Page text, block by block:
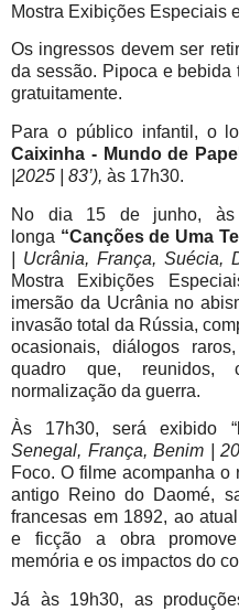
Mostra Exibições Especiais
Os ingressos devem ser
da sessão. Pipoca e
gratuitamente.
Para o público infantil, o
Caixinha - Mundo de
|2025 | 83’), às 17h30.
No dia 15 de junho,
longa “Canções de Uma
| Ucrânia, França, Suécia,
Mostra Exibições
imersão da Ucrânia no
invasão total da Rússia,
ocasionais, diálogos
quadro que, reunidos,
normalização da guerra.
Às 17h30, será exibido “
Senegal, França, Benim |
Foco. O filme acompanha
antigo Reino do Daomé,
francesas em 1892, ao
e ficção a obra promove
memória e os impactos do
Já às 19h30, as